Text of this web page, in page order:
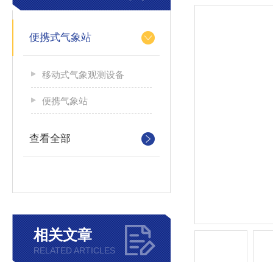
便携式气象站
移动式气象观测设备
便携气象站
查看全部
相关文章
RELATED ARTICLES